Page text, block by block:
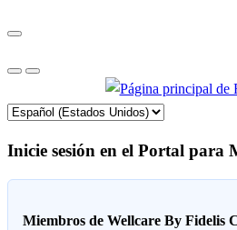
Inicie sesión en el Portal para
Miembros de Wellcare By Fidelis